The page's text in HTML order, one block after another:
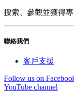
搜索、參觀並獲得
聯絡我們
客戶支援
Follow us on
YouTube channel